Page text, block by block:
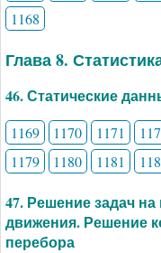
1168
Глава 8.
46. Статические
1169 1170 1171
1179
1180 1181
47. Решение задач
движения. Решение
перебора